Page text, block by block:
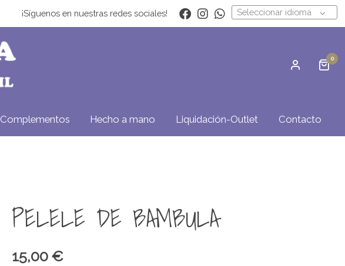
¡Síguenos en nuestras redes sociales! Seleccionar idioma
0
Complementos Hecho a mano Liquidación-Outlet Contacto
PELELE DE BAMBULA
15,00 €